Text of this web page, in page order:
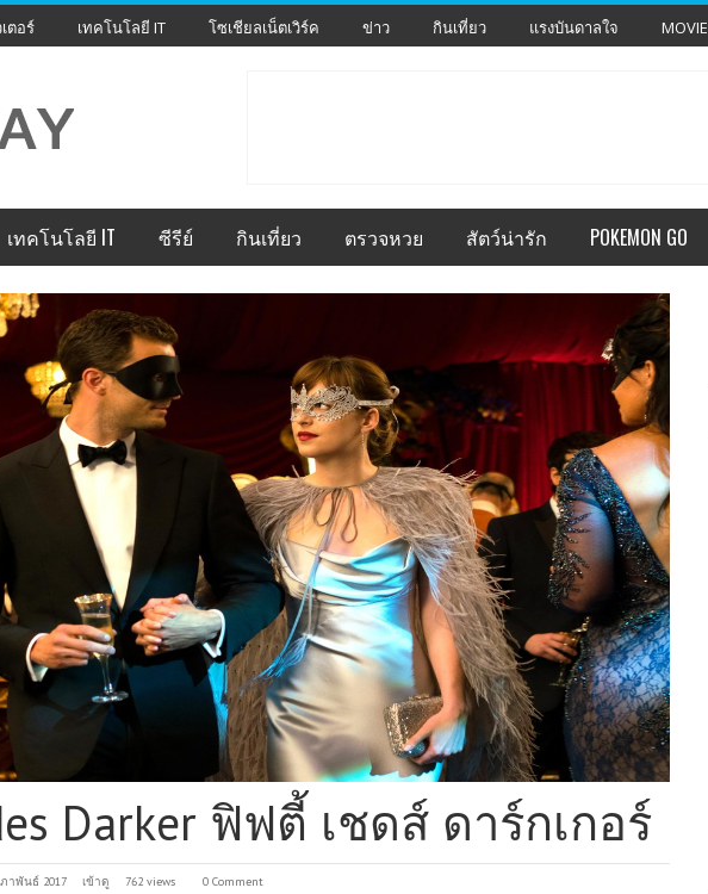
ตอร์ เทคโนโลยี IT โซเชียลเน็ตเวิร์ค ข่าว กินเที่ยว แรงบันดาลใจ MOVIE
เทคโนโลยี IT ซีรีย์ กินเที่ยว ตรวจหวย สัตว์น่ารัก POKEMON GO
Darker ฟิฟตี้ เชดส์ ดาร์กเกอร์
าพันธ์ 2017 เข้าดู 762 views 0 Comment